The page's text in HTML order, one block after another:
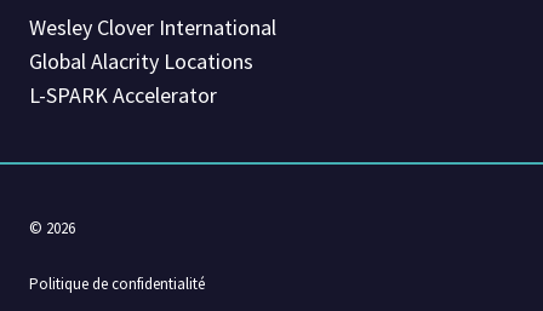
Wesley Clover International
Global Alacrity Locations
L-SPARK Accelerator
© 2026
Politique de confidentialité